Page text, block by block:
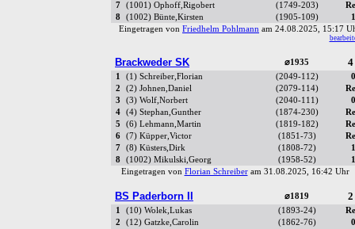
7
(1001) Ophoff,Rigobert (1749-203)
8
(1002) Bünte,Kirsten (1905-109)
Eingetragen von Friedhelm Pohlmann am 24.08.2025, 15:17
Brackweder SK ⌀1935 4
1 (1) Schreiber,Florian (2049-112)
2
(2) Johnen,Daniel (2079-114)
3
(3) Wolf,Norbert (2040-111)
4
(4) Stephan,Gunther (1874-230)
5
(6) Lehmann,Martin (1819-182)
6
(7) Küpper,Victor (1851-73)
7
(8) Küsters,Dirk (1808-72)
8
(1002) Mikulski,Georg (1958-52)
Eingetragen von Florian Schreiberam 31.08.2025, 16:42
BS Paderborn II ⌀1819 2
1 (10) Wolek,Lukas (1893-24)
2
(12) Gatzke,Carolin (1862-76)